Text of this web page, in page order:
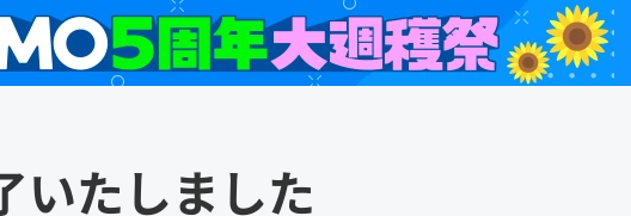
いたしました